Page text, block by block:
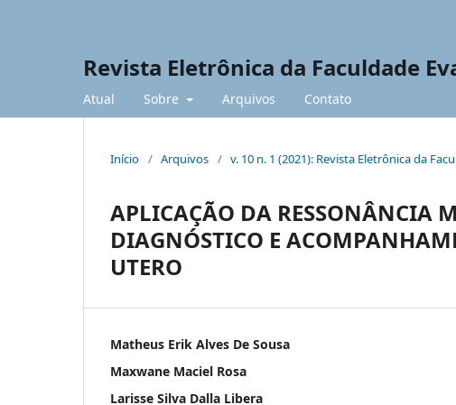
Revista Eletrônica da Faculdade
Atual Sobre Arquivos Contato
Início / Arquivos / v. 10 n. 1 (2021): Revista Eletrônica da
APLICAÇÃO DA RESSONÂNCIA
DIAGNÓSTICO E
UTERO
Matheus Erik Alves De Sousa
Maxwane Maciel Rosa
Larisse Silva Dalla Libera